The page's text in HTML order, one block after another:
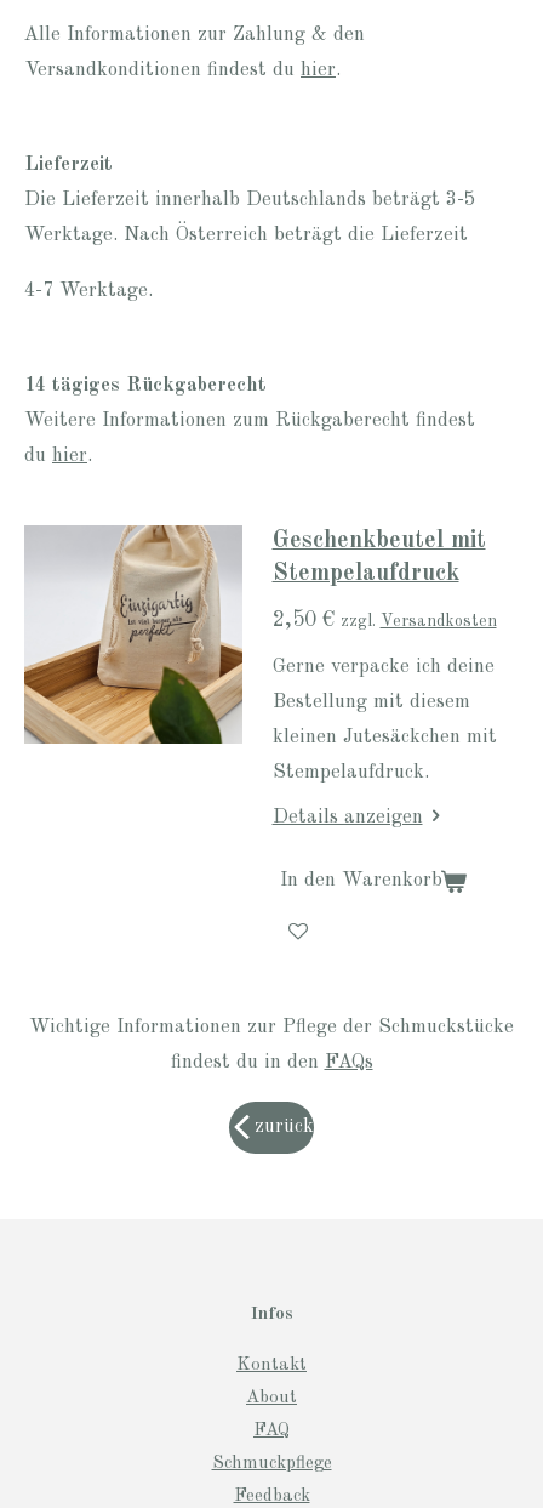
Alle Informationen zur Zahlung & den
Versandkonditionen findest du hier.
Lieferzeit
Die Lieferzeit innerhalb Deutschlands beträgt 3-5
Werktage. Nach Österreich beträgt die Lieferzeit
4-7 Werktage.
14 tägiges Rückgaberecht
Weitere Informationen zum Rückgaberecht findest
du hier.
Geschenkbeutel mit
Stempelaufdruck
2,50 € zzgl. Versandkosten
Gerne verpacke ich deine
Bestellung mit diesem
kleinen Jutesäckchen mit
Stempelaufdruck.
Details anzeigen
In den Warenkorb
Wichtige Informationen zur Pflege der Schmuckstücke
findest du in den FAQs
zurück
Infos
Kontakt
About
FAQ
Schmuckpflege
Feedback